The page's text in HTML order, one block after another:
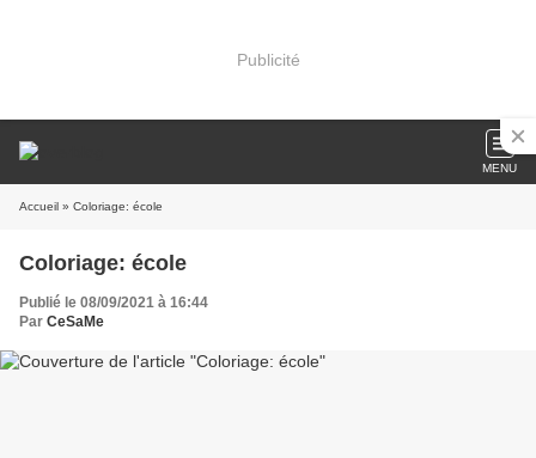
Publicité
MENU
Accueil » Coloriage: école
Coloriage: école
Publié le 08/09/2021 à 16:44
Par CeSaMe